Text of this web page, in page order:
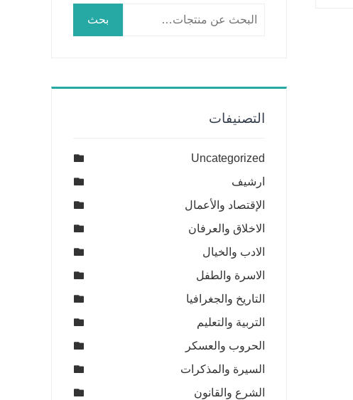
بحث
التصنيفات
Uncategorized
ارشيف
الإقتصاد والأعمال
الاخلاق والعرفان
الادب والخيال
الاسرة والطفل
التاريخ والجغرافيا
التربية والتعليم
الحروب والعسكر
السيرة والمذكرات
الشرع والقانون